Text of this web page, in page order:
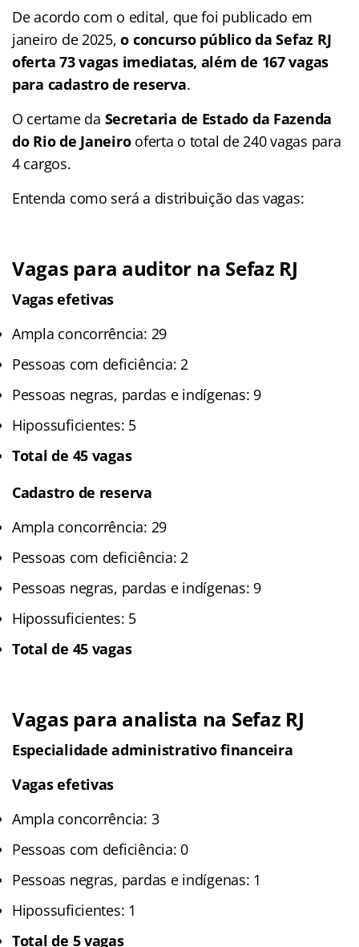
De acordo com o edital, que foi publicado em
janeiro de 2025,o concurso público da Sefaz RJ
oferta 73 vagas imediatas, além de 167 vagas
para cadastro de reserva.
O certame da Secretaria de Estado da Fazenda
do Rio de Janeiro oferta o total de 240 vagas para
4 cargos.
Entenda como será a distribuição das vagas:
Vagas para auditor na Sefaz RJ
Vagas efetivas
Ampla concorrência: 29
Pessoas com deficiência: 2
Pessoas negras, pardas e indígenas: 9
Hipossuficientes: 5
Total de 45 vagas
Cadastro de reserva
Ampla concorrência: 29
Pessoas com deficiência: 2
Pessoas negras, pardas e indígenas: 9
Hipossuficientes: 5
Total de 45 vagas
Vagas para analista na Sefaz RJ
Especialidade administrativofinanceira
Vagas efetivas
Ampla concorrência: 3
Pessoas com deficiência: 0
Pessoas negras, pardas e indígenas: 1
Hipossuficientes: 1
Total de 5 vagas